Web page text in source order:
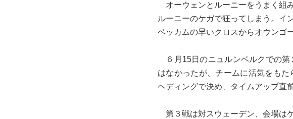
オーウェンとルーニーをうまく組
ルーニーのケガで狂ってしまう。イ
ベッカムの早いクロスからオウンゴ
６月15日のニュルンベルクでの第
はなかったが、チームに活気をも
ヘディングで決め、タイムアップ直
第３戦は対スウェーデン、会場は